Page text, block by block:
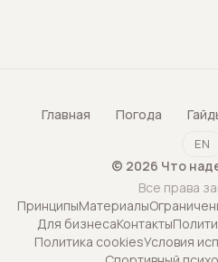
Главная Погода
EN
© 2026 Что
Все права
ПринципыМатериалы
Для бизнесаКонтакты
Политика cookiesУсловия